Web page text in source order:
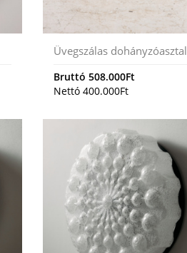
Üvegszálas dohányzóasztal
Bruttó508.000Ft
Nettó400.000Ft